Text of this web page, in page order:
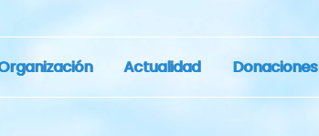
Actualidad Donaciones